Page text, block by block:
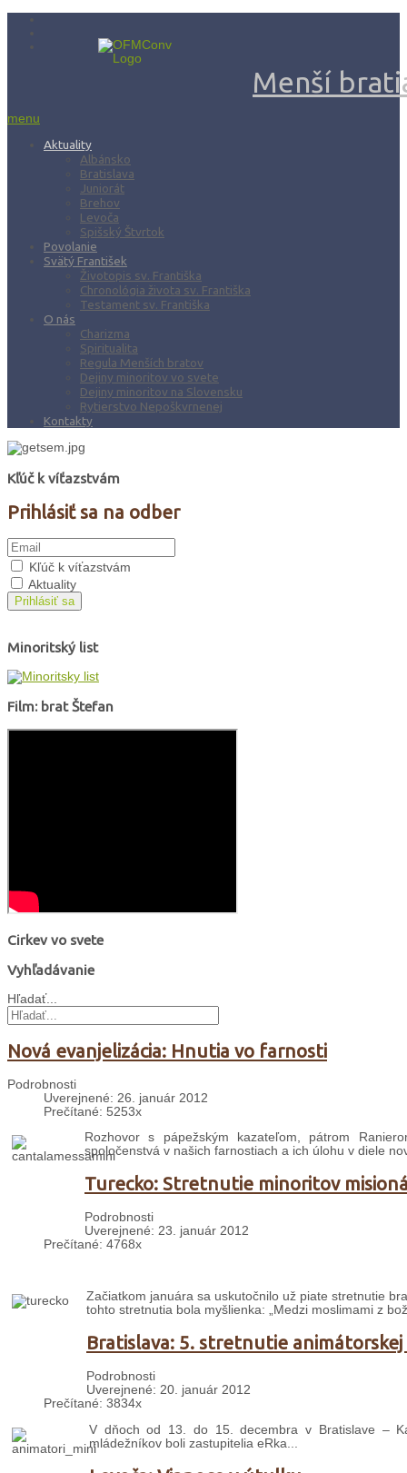
Menší
menu
Aktuality
Albánsko
Bratislava
Juniorát
Brehov
Levoča
Spišský Štvrtok
Povolanie
Svätý František
Životopis sv. Františka
Chronológia života sv. Františka
Testament sv. Františka
O nás
Charizma
Spiritualita
Regula Menších bratov
Dejiny minoritov vo svete
Dejiny minoritov na Slovensku
Rytierstvo Nepoškvrnenej
Kontakty
Kľúč k víťazstvám
Prihlásiť sa na odber
Kľúč k víťazstvám
Aktuality
Prihlásiť sa
Minoritský list
Film: brat Štefan
Cirkev vo svete
Vyhľadávanie
Hľadať...
Nová evanjelizácia: Hnutia vo farnosti
Podrobnosti
Uverejnené: 26. január 2012
Prečítané: 5253x
Rozhovor s pápežským kazateľom, pátrom
spoločenstvá v našich farnostiach a ich úlohu v diele
Turecko: Stretnutie minoritov
Podrobnosti
Uverejnené: 23. január 2012
Prečítané: 4768x
Začiatkom januára sa uskutočnilo už piate stretnutie
tohto stretnutia bola myšlienka: „Medzi moslimami z
Bratislava: 5. stretnutie animátorskej
Podrobnosti
Uverejnené: 20. január 2012
Prečítané: 3834x
V dňoch od 13. do 15. decembra v Bratislave –
mládežníkov boli zastupitelia eRka...